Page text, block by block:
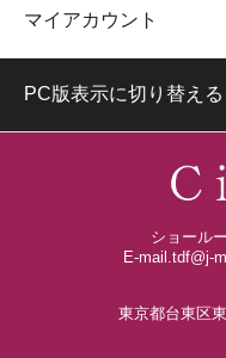
マイアカウント
PC版表示に切り替える
ショール
E-mail.tdf@j-
東京都台東区